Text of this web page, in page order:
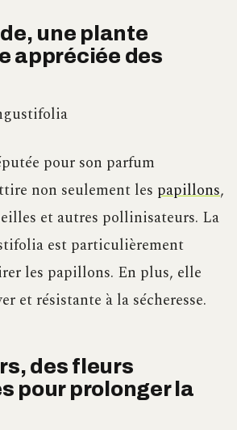
une plante
appréciée des
pour son parfum
non seulement les papillons,
et autres pollinisateurs. La
est particulièrement
les papillons. En plus, elle
et résistante à la sécheresse.
des fleurs
pour prolonger la